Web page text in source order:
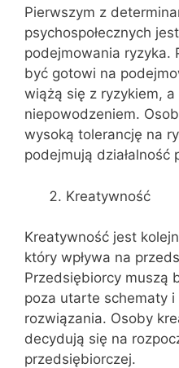
Pierwszym z
psychospołecznych
podejmowania ryzyka.
być gotowi na
wiążą się z ryzykiem,
niepowodzeniem.
wysoką tolerancję na
podejmują działalność
Kreatywność
Kreatywność jest
który wpływa na
Przedsiębiorcy muszą
poza utarte schematy
rozwiązania. Osoby
decydują się na
przedsiębiorczej.